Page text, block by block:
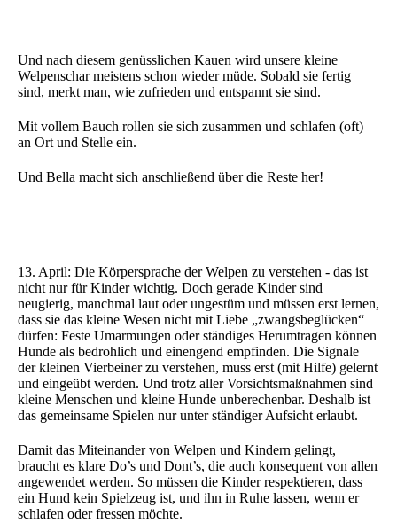
Und nach diesem genüsslichen Kauen wird unsere kleine
Welpenschar meistens schon wieder müde. Sobald sie fertig
sind, merkt man, wie zufrieden und entspannt sie sind.
Mit vollem Bauch rollen sie sich zusammen und schlafen (oft)
an Ort und Stelle ein.
Und Bella macht sich anschließend über die Reste her!
13. April: Die Körpersprache der Welpen zu verstehen - das ist
nicht nur für Kinder wichtig. Doch gerade Kinder sind
neugierig, manchmal laut oder ungestüm und müssen erst lernen,
dass sie das kleine Wesen nicht mit Liebe „zwangsbeglücken“
dürfen: Feste Umarmungen oder ständiges Herumtragen können
Hunde als bedrohlich und einengend empfinden. Die Signale
der kleinen Vierbeiner zu verstehen, muss erst (mit Hilfe) gelernt
und eingeübt werden. Und trotz aller Vorsichtsmaßnahmen sind
kleine Menschen und kleine Hunde unberechenbar. Deshalb ist
das gemeinsame Spielen nur unter ständiger Aufsicht erlaubt.
Damit das Miteinander von Welpen und Kindern gelingt,
braucht es klare Do’s und Dont’s, die auch konsequent von allen
angewendet werden. So müssen die Kinder respektieren, dass
ein Hund kein Spielzeug ist, und ihn in Ruhe lassen, wenn er
schlafen oder fressen möchte.